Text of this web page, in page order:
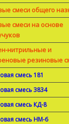
смеси общего
смеси на основе
нитрильные и
резиновые
смесь 181
смесь 3834
смесь КД-8
смесь НМ-6